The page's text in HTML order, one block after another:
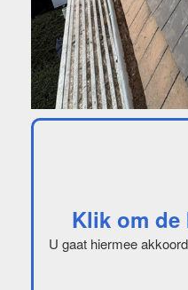
Klik om de
U gaat hiermee